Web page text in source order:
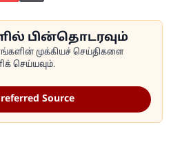
பின்தொடரவும்
முக்கியச் செய்திகளை
செய்யவும்.
Source